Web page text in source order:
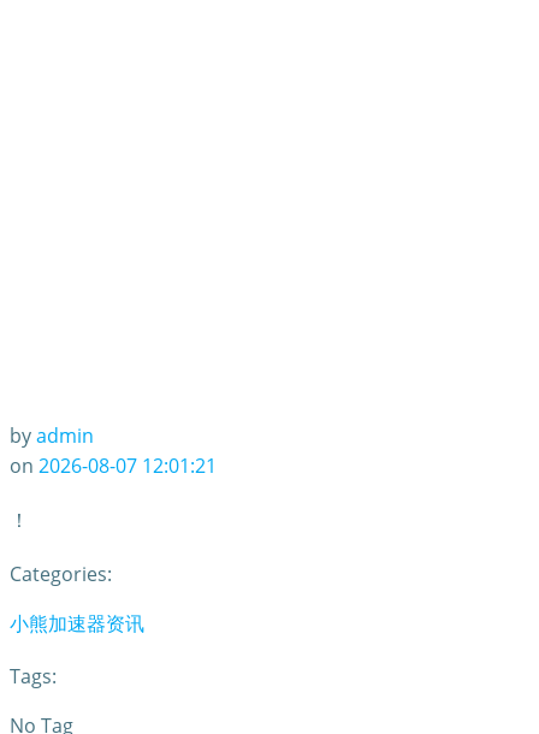
byadmin
on 2026-08-07 12:01:21
！
Categories:
小熊加速器资讯
Tags:
No Tag